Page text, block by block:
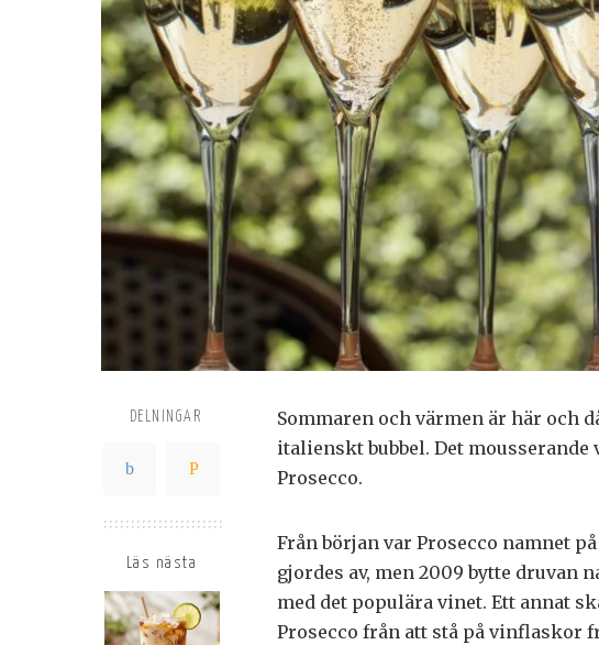
DELNINGAR
Läs nästa
Sommaren och värmen är här och
italienskt bubbel. Det
Prosecco.
Från början var Prosecco namnet
gjordes av, men 2009 bytte druvan
med det populära vinet. Ett annat
Prosecco från att stå på vinflaskor